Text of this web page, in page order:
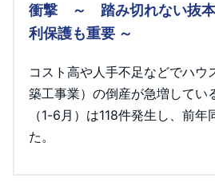
衝撃 ～ 踏み切れない抜本
利保護も重要 ～
コスト高や人手不足などでハウ
築工事業）の倒産が急増してい
（1-6月）は118件発生し、前年
た。